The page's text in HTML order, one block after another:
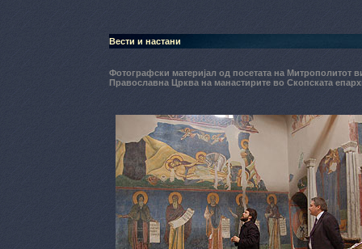
Вести и настани
Фотографски материјал од посетата на Митрополитот
Православна Црква на манастирите во Скопската